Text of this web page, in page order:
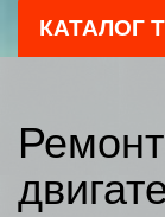
КАТАЛОГ